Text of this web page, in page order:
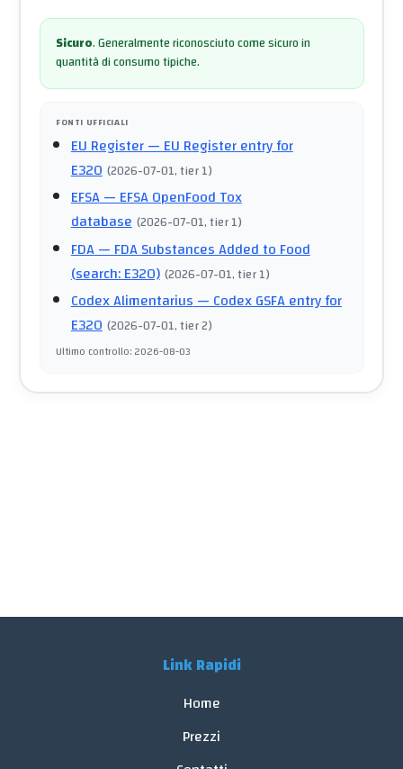
Sicuro.Generalmente riconosciuto come sicuro in
quantità di consumo tipiche.
FONTI UFFICIALI
EU Register— EU Register entry for
E320 (2026-07-01, tier 1)
EFSA— EFSA OpenFood Tox
database (2026-07-01, tier 1)
FDA— FDA Substances Added to Food
(search: E320) (2026-07-01, tier 1)
Codex Alimentarius— Codex GSFA entry for
E320 (2026-07-01, tier 2)
Ultimo controllo:2026-08-03
Link Rapidi
Home
Prezzi